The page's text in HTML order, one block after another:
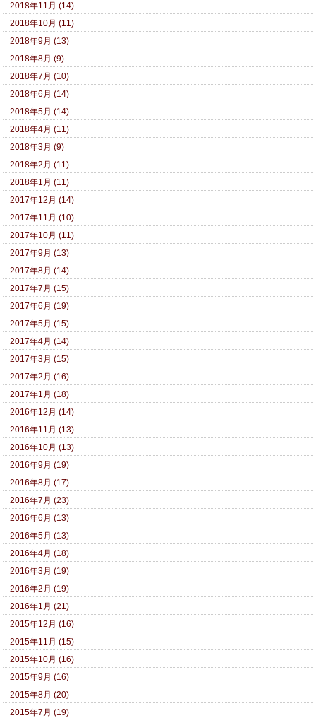
2018年11月 (14)
2018年10月 (11)
2018年9月 (13)
2018年8月 (9)
2018年7月 (10)
2018年6月 (14)
2018年5月 (14)
2018年4月 (11)
2018年3月 (9)
2018年2月 (11)
2018年1月 (11)
2017年12月 (14)
2017年11月 (10)
2017年10月 (11)
2017年9月 (13)
2017年8月 (14)
2017年7月 (15)
2017年6月 (19)
2017年5月 (15)
2017年4月 (14)
2017年3月 (15)
2017年2月 (16)
2017年1月 (18)
2016年12月 (14)
2016年11月 (13)
2016年10月 (13)
2016年9月 (19)
2016年8月 (17)
2016年7月 (23)
2016年6月 (13)
2016年5月 (13)
2016年4月 (18)
2016年3月 (19)
2016年2月 (19)
2016年1月 (21)
2015年12月 (16)
2015年11月 (15)
2015年10月 (16)
2015年9月 (16)
2015年8月 (20)
2015年7月 (19)